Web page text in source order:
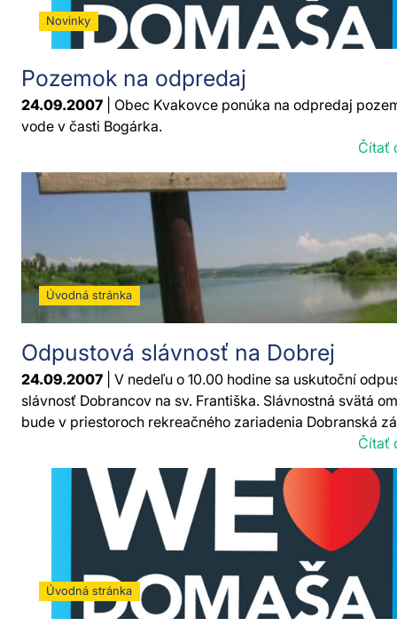
Novinky
Pozemok na odpredaj
24.09.2007 | Obec Kvakovce ponúka na odpredaj
vode v časti Bogárka.
Čítať
Úvodná stránka
Odpustová slávnosť na Dobrej
24.09.2007 | V nedeľu o 10.00 hodine sa uskutoční
slávnosť Dobrancov na sv. Františka. Slávnostná svätá
bude v priestoroch rekreačného zariadenia Dobranská
Čítať
Úvodná stránka